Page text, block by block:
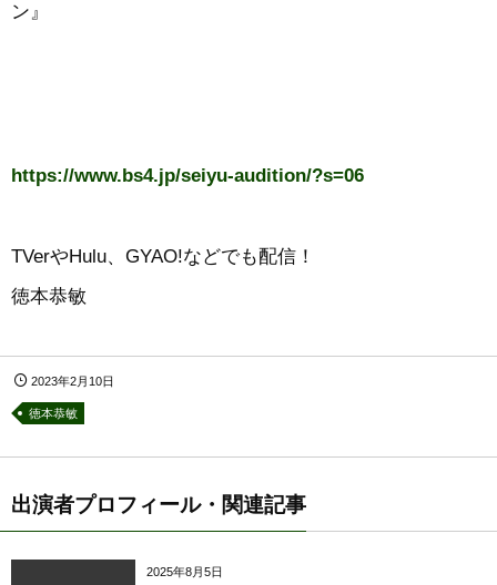
ン』
https://www.bs4.jp/seiyu-audition/?s=06
TVerやHulu、GYAO!などでも配信！
徳本恭敏
2023年2月10日
徳本恭敏
出演者プロフィール・関連記事
2025年8月5日